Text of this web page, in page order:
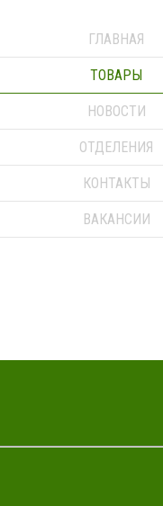
ГЛАВНАЯ
ТОВАРЫ
НОВОСТИ
ОТДЕЛЕНИЯ
КОНТАКТЫ
ВАКАНСИИ